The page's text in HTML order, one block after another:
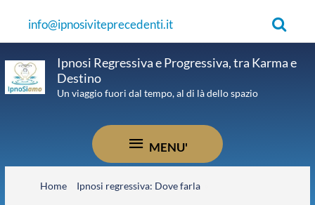
info@ipnosiviteprecedenti.it Cerca
Ipnosi Regressiva e Progressiva, tra Karma e
Destino
Un viaggio fuori dal tempo, al di là dello spazio
MENU'
MENU'
Home Ipnosi regressiva: Dove farla